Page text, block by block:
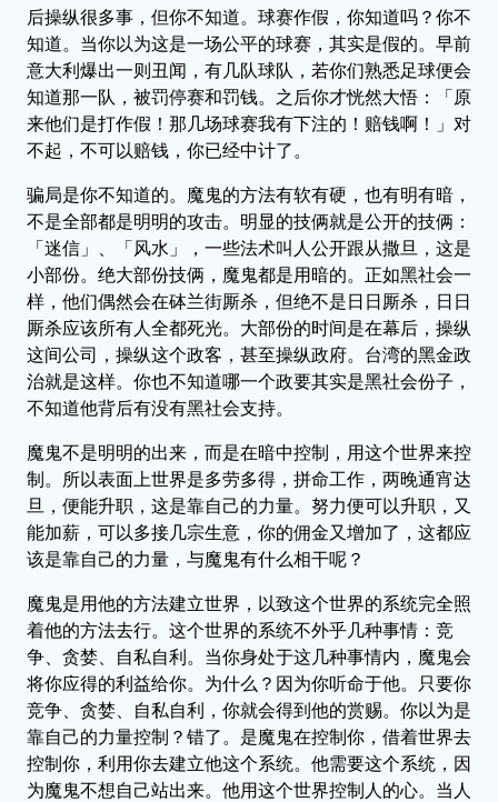
后操纵很多事，但你不知道。球赛作假，你知道吗？你不
知道。当你以为这是一场公平的球赛，其实是假的。早前
意大利爆出一则丑闻，有几队球队，若你们熟悉足球便会
知道那一队，被罚停赛和罚钱。之后你才恍然大悟：「原
来他们是打作假！那几场球赛我有下注的！赔钱啊！」对
不起，不可以赔钱，你已经中计了。
骗局是你不知道的。魔鬼的方法有软有硬，也有明有暗，
不是全部都是明明的攻击。明显的技俩就是公开的技俩：
「迷信」、「风水」，一些法术叫人公开跟从撒旦，这是
小部份。绝大部份技俩，魔鬼都是用暗的。正如黑社会一
样，他们偶然会在砵兰街厮杀，但绝不是日日厮杀，日日
厮杀应该所有人全都死光。大部份的时间是在幕后，操纵
这间公司，操纵这个政客，甚至操纵政府。台湾的黑金政
治就是这样。你也不知道哪一个政要其实是黑社会份子，
不知道他背后有没有黑社会支持。
魔鬼不是明明的出来，而是在暗中控制，用这个世界来控
制。所以表面上世界是多劳多得，拼命工作，两晚通宵达
旦，便能升职，这是靠自己的力量。努力便可以升职，又
能加薪，可以多接几宗生意，你的佣金又增加了，这都应
该是靠自己的力量，与魔鬼有什么相干呢？
魔鬼是用他的方法建立世界，以致这个世界的系统完全照
着他的方法去行。这个世界的系统不外乎几种事情：竞
争、贪婪、自私自利。当你身处于这几种事情内，魔鬼会
将你应得的利益给你。为什么？因为你听命于他。只要你
竞争、贪婪、自私自利，你就会得到他的赏赐。你以为是
靠自己的力量控制？错了。是魔鬼在控制你，借着世界去
控制你，利用你去建立他这个系统。他需要这个系统，因
为魔鬼不想自己站出来。他用这个世界控制人的心。当人